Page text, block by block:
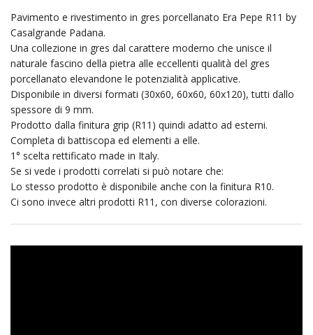
Pavimento e rivestimento in gres porcellanato Era Pepe R11 by
Casalgrande Padana.
Una collezione in gres dal carattere moderno che unisce il
naturale fascino della pietra alle eccellenti qualità del gres
porcellanato elevandone le potenzialità applicative.
Disponibile in diversi formati (30x60, 60x60, 60x120), tutti dallo
spessore di 9 mm.
Prodotto dalla finitura grip (R11) quindi adatto ad esterni.
Completa di battiscopa ed elementi a elle.
1° scelta rettificato made in Italy.
Se si vede i prodotti correlati si può notare che:
Lo stesso prodotto è disponibile anche con la finitura R10.
Ci sono invece altri prodotti R11, con diverse colorazioni.